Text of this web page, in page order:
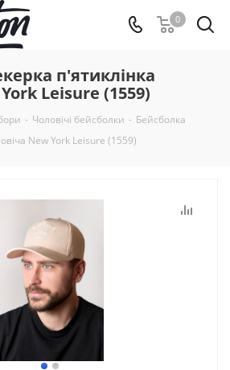
0
п'ятиклінка
Leisure (1559)
- Чоловічі бейсболки - Бейсболка
New York Leisure (1559)